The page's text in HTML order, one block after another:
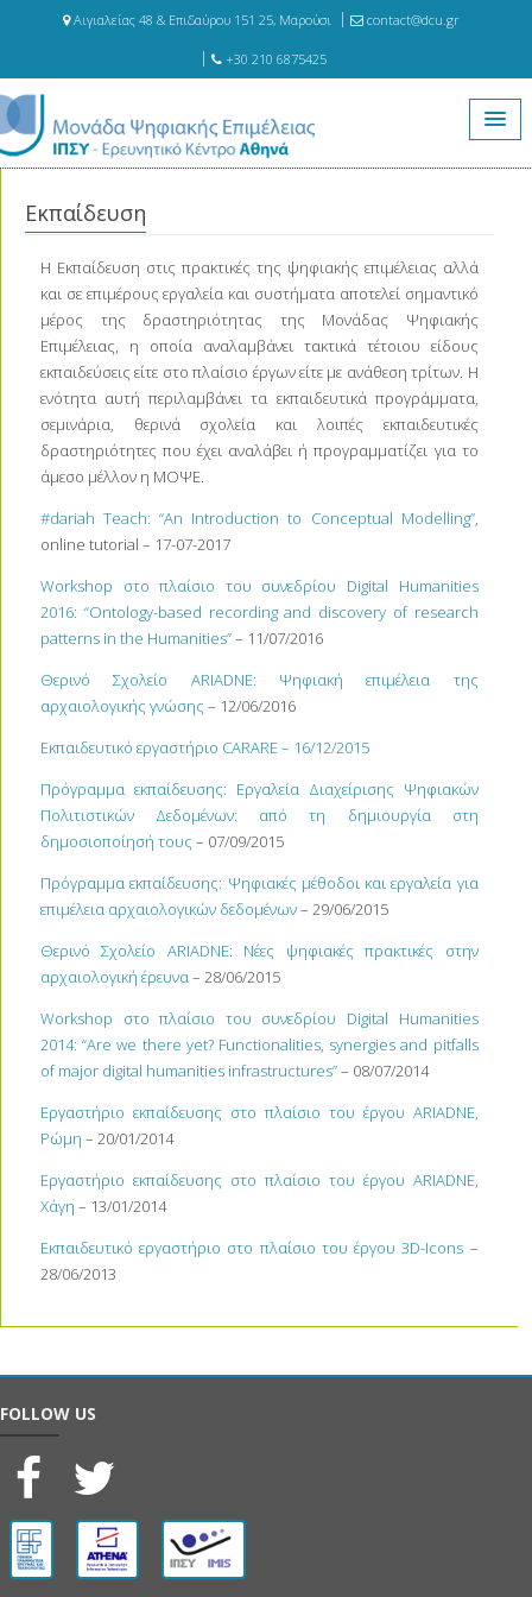
Αιγιαλείας 48 & Επιδαύρου 151 25, Μαρούσι contact@dcu.gr
+30 210 6875425
Εκπαίδευση
Εκπαίδευση
Η Εκπαίδευση στις πρακτικές της ψηφιακής επιμέλειας αλλά
και σε επιμέρους εργαλεία και συστήματα αποτελεί σημαντικό
μέρος της δραστηριότητας της Μονάδας Ψηφιακής
Επιμέλειας, η οποία αναλαμβάνει τακτικά τέτοιου είδους
εκπαιδεύσεις είτε στο πλαίσιο έργων είτε με ανάθεση τρίτων. Η
ενότητα αυτή περιλαμβάνει τα εκπαιδευτικά προγράμματα,
σεμινάρια, θερινά σχολεία και λοιπές εκπαιδευτικές
δραστηριότητες που έχει αναλάβει ή προγραμματίζει για το
άμεσο μέλλον η ΜΟΨΕ.
#dariah Teach: “An Introduction to Conceptual Modelling”,
online tutorial – 17-07-2017
Workshop στο πλαίσιο του συνεδρίου Digital Humanities
2016: “Ontology-based recording and discovery of research
patterns in the Humanities”– 11/07/2016
Θερινό Σχολείο ARIADNE: Ψηφιακή επιμέλεια της
αρχαιολογικής γνώσης – 12/06/2016
Εκπαιδευτικό εργαστήριο CARARE – 16/12/2015
Πρόγραμμα εκπαίδευσης: Εργαλεία Διαχείρισης Ψηφιακών
Πολιτιστικών Δεδομένων: από τη δημιουργία στη
δημοσιοποίησή τους – 07/09/2015
Πρόγραμμα εκπαίδευσης: Ψηφιακές μέθοδοι και εργαλεία για
επιμέλεια αρχαιολογικών δεδομένων– 29/06/2015
Θερινό Σχολείο ARIADNE: Νέες ψηφιακές πρακτικές στην
αρχαιολογική έρευνα– 28/06/2015
Workshop στο πλαίσιο του συνεδρίου Digital Humanities
2014: “Are we there yet? Functionalities, synergies and pitfalls
of major digital humanities infrastructures”– 08/07/2014
Εργαστήριο εκπαίδευσης στο πλαίσιο του έργου ARIADNE,
Ρώμη – 20/01/2014
Εργαστήριο εκπαίδευσης στοπλαίσιο του έργου ARIADNE,
Χάγη – 13/01/2014
Εκπαιδευτικό εργαστήριο στο πλαίσιο του έργου 3D-Icons –
28/06/2013
FOLLOW US